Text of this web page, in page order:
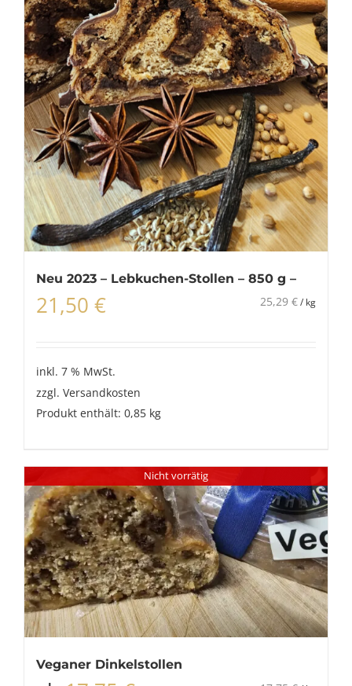
Neu 2023 – Lebkuchen-Stollen – 850 g –
21,50 € 25,29 €/ kg
inkl. 7 % MwSt.
zzgl. Versandkosten
Produkt enthält: 0,85 kg
Nicht vorrätig
Veganer Dinkelstollen